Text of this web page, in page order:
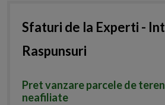
Sfaturi de la Experti -
Raspunsuri
Pret vanzare parcele de
neafiliate